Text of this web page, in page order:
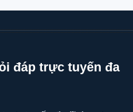
đáp trực tuyến đa